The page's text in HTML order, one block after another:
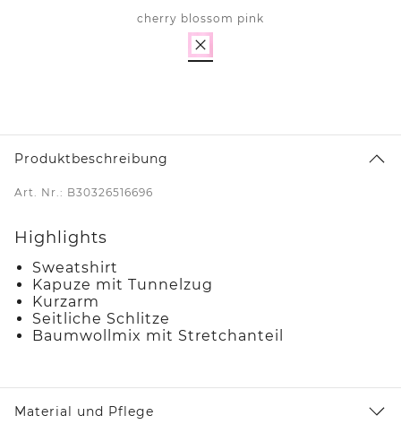
cherry blossom pink
Produktbeschreibung
Art. Nr.: B30326516696
Highlights
Sweatshirt
Kapuze mit Tunnelzug
Kurzarm
Seitliche Schlitze
Baumwollmix mit Stretchanteil
Material und Pflege